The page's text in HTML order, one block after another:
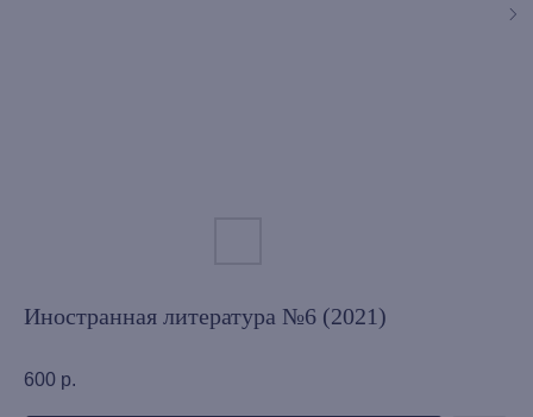
Иностранная литература №6 (2021)
600 р.